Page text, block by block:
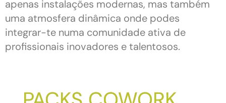
apenas instalações modernas, mas também
uma atmosfera dinâmica onde podes
integrar-te numa comunidade ativa de
profissionais inovadores e talentosos.